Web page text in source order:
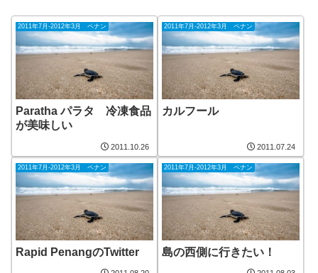
2011年7月-2012年3月 ペナン
Paratha パラタ 冷凍食品
が美味しい
2011.10.26
2011年7月-2012年3月 ペナン
カルフール
2011.07.24
2011年7月-2012年3月 ペナン
Rapid PenangのTwitter
2011年7月-2012年3月 ペナン
島の西側に行きたい！